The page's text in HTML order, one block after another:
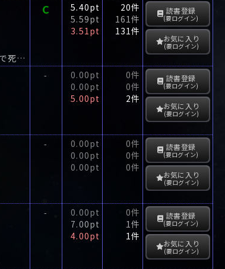
大学4年の秋。就職、恋愛に楽しく忙しい仲よし7人組・その中の一人、祥子がアパートの自室で死んだ。
C
5.40pt
5.59pt
3.51pt
20件
161件
131件
読書登録
(要ログイン)
お気に入り
(要ログイン)
-
0.00pt
0.00pt
5.00pt
0件
0件
2件
読書登録
(要ログイン)
お気に入り
(要ログイン)
-
0.00pt
0.00pt
0.00pt
0件
0件
0件
読書登録
(要ログイン)
お気に入り
(要ログイン)
-
0.00pt
7.00pt
4.00pt
0件
1件
1件
読書登録
(要ログイン)
お気に入り
(要ログイン)